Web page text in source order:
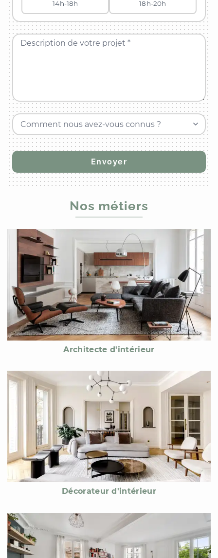
14h-18h 18h-20h
Description de votre projet *
Comment nous avez-vous connus ?
Nos métiers
Architecte d'intérieur
Décorateur d'intérieur